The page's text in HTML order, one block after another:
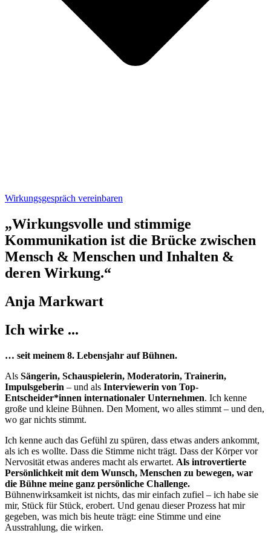
Wirkungsgespräch vereinbaren
„Wirkungsvolle und stimmige
Kommunikation ist die Brücke zwischen
Mensch & Menschen und Inhalten &
deren Wirkung.“
Anja Markwart
Ich wirke ...
… seit meinem 8. Lebensjahr auf Bühnen.
Als Sängerin, Schauspielerin, Moderatorin, Trainerin,
Impulsgeberin – und als Interviewerin von Top-
Entscheider*innen internationaler Unternehmen. Ich kenne
große und kleine Bühnen. Den Moment, wo alles stimmt – und den,
wo gar nichts stimmt.
Ich kenne auch das Gefühl zu spüren, dass etwas anders ankommt,
als ich es wollte. Dass die Stimme nicht trägt. Dass der Körper vor
Nervosität etwas anderes macht als erwartet. Als introvertierte
Persönlichkeit mit dem Wunsch, Menschen zu bewegen, war
die Bühne meine ganz persönliche Challenge.
Bühnenwirksamkeit ist nichts, das mir einfach zufiel – ich habe sie
mir, Stück für Stück, erobert. Und genau dieser Prozess hat mir
gegeben, was mich bis heute trägt: eine Stimme und eine
Ausstrahlung, die wirken.